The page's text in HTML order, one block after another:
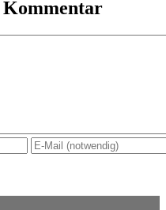
Kommentar